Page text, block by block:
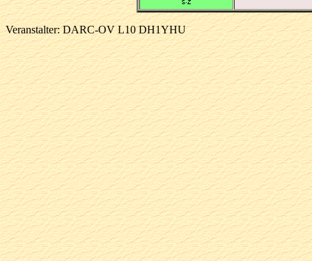
Veranstalter: DARC-OV L10 DH1YHU